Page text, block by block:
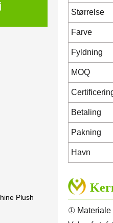
Plush
Størrelse
Farve
Fyldning
MOQ
Betaling
Pakning
Havn
①